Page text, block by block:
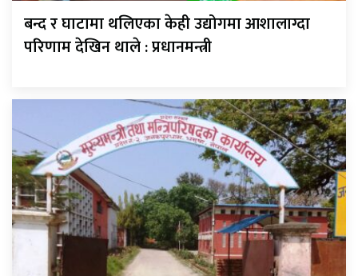
बन्द र घाटामा थलिएका केही उद्योगमा आशालाग्दा
परिणाम देखिन थाले : प्रधानमन्त्री